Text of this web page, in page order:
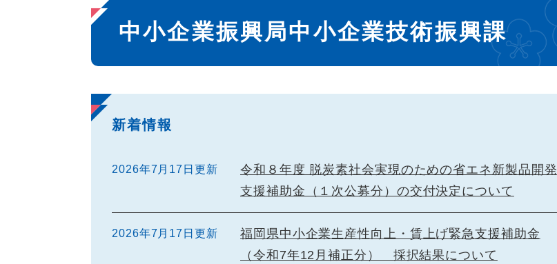
本
文
中小企業振興局中小企業技術振興課
新着情報
2026年7月17日更新
令和８年度 脱炭素社会実現のための省エネ新製品開発
支援補助金（１次公募分）の交付決定について
2026年7月17日更新
福岡県中小企業生産性向上・賃上げ緊急支援補助金
（令和7年12月補正分） 採択結果について